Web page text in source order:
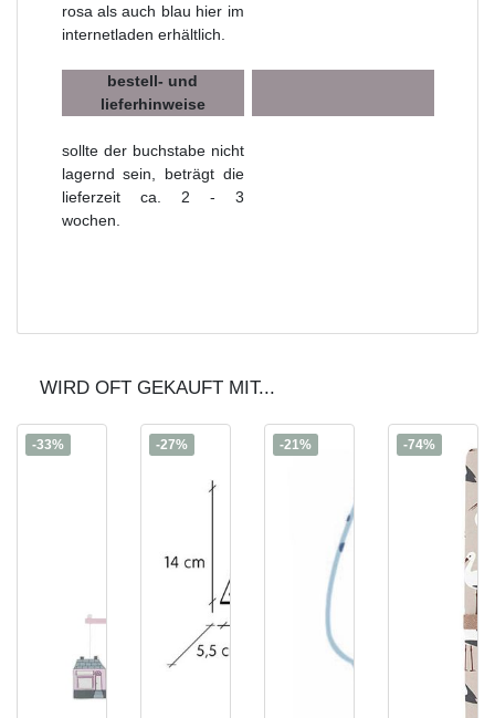
rosa als auch blau hier im
internetladen erhältlich.
bestell- und
lieferhinweise
sollte der buchstabe nicht
lagernd sein, beträgt die
lieferzeit ca. 2 - 3
wochen.
WIRD OFT GEKAUFT MIT...
-33% -27% -21% -74%